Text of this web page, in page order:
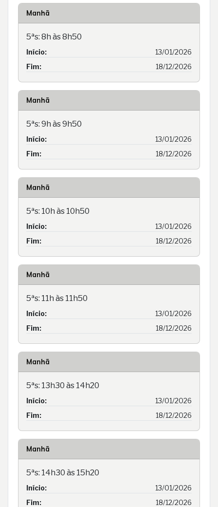
Manhã
5ªs: 8h às 8h50
Início:
13/01/2026
Fim:
18/12/2026
Manhã
5ªs: 9h às 9h50
Início:
13/01/2026
Fim:
18/12/2026
Manhã
5ªs: 10h às 10h50
Início:
13/01/2026
Fim:
18/12/2026
Manhã
5ªs: 11h às 11h50
Início:
13/01/2026
Fim:
18/12/2026
Manhã
5ªs: 13h30 às 14h20
Início:
13/01/2026
Fim:
18/12/2026
Manhã
5ªs: 14h30 às 15h20
Início:
13/01/2026
Fim:
18/12/2026